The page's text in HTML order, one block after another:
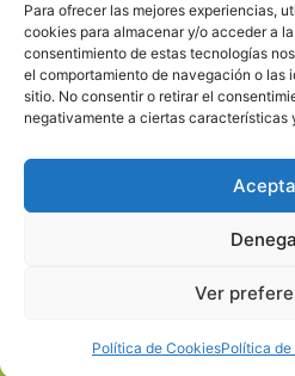
Para ofrecer las mejores experiencias,
cookies para almacenar y/o acceder a
consentimiento de estas tecnologías
el comportamiento de navegación o las
sitio. No consentir o retirar el
negativamente a ciertas características
Ver
Política de CookiesPolítica
Política De Privacidad
Copyright @
Desarrollado por